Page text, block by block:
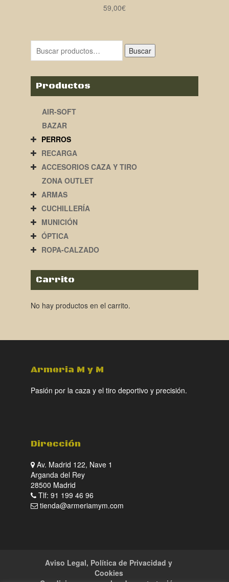
59,00€
Buscar
Productos
AIR-SOFT
BAZAR
PERROS
RECARGA
ACCESORIOS CAZA Y TIRO
ZONA OUTLET
ARMAS
CUCHILLERÍA
MUNICIÓN
ÓPTICA
ROPA-CALZADO
Carrito
No hay productos en el carrito.
Armeria M y M
Pasión por la caza y el tiro deportivo y precisión.
Dirección
Av. Madrid 122, Nave 1
Arganda del Rey
28500 Madrid
Tlf: 91 199 46 96
tienda@armeriamym.com
Aviso Legal, Política de Privacidad y
Cookies